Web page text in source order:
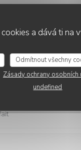
a dává ti na
Odmítnout všechny
Zásady ochrany osobních
undefined
je recommande le
/5 Atmosféra